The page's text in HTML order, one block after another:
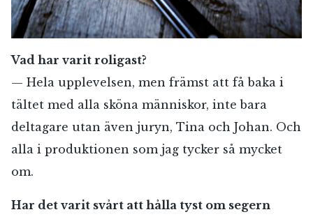
Vad har varit roligast?
— Hela upplevelsen, men främst att få baka i
tältet med alla sköna människor, inte bara
deltagare utan även juryn, Tina och Johan. Och
alla i produktionen som jag tycker så mycket
om.
Har det varit svårt att hålla tyst om segern